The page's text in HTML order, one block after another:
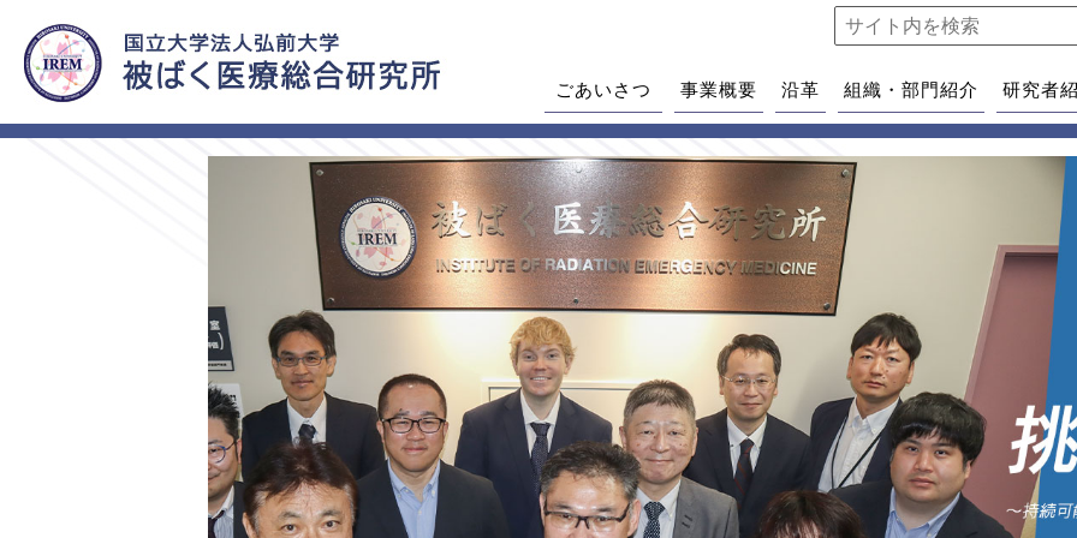
ごあいさつ 事業概要 沿革 組織・部門紹介 研究者